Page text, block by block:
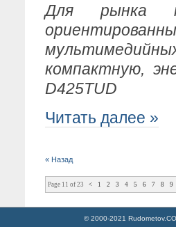
Для рынка
компактную,
D425TUD
Читать далее »
« Назад
Page 11 of 23 < 1 2 3 4 5 6 7 8 9
© 2000-2021